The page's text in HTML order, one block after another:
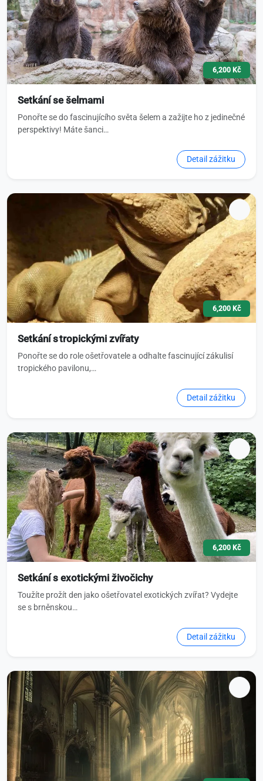
6,200 Kč
Setkání se šelmami
Ponořte se do fascinujícího světa šelem a zažijte ho z jedinečné
perspektivy! Máte šanci…
Detail zážitku
6,200 Kč
Setkání s tropickými zvířaty
Ponořte se do role ošetřovatele a odhalte fascinující zákulisí
tropického pavilonu,…
Detail zážitku
6,200 Kč
Setkání s exotickými živočichy
Toužíte prožít den jako ošetřovatel exotických zvířat? Vydejte
se s brněnskou…
Detail zážitku